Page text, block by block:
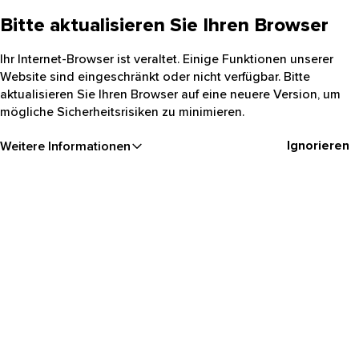
Bitte aktualisieren Sie Ihren Browser
Ihr Internet-Browser ist veraltet. Einige Funktionen unserer
Website sind eingeschränkt oder nicht verfügbar. Bitte
aktualisieren Sie Ihren Browser auf eine neuere Version, um
mögliche Sicherheitsrisiken zu minimieren.
Weitere Informationen Ignorieren